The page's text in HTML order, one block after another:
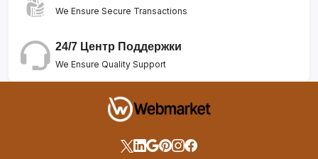
We Ensure Secure Transactions
24/7 Центр Поддержки
We Ensure Quality Support